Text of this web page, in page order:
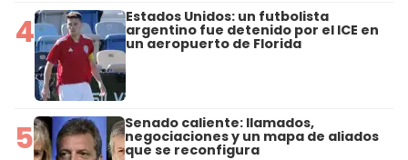
4 Estados Unidos: un futbolista
argentino fue detenido por el ICE en
un aeropuerto de Florida
5 Senado caliente: llamados,
negociaciones y un mapa de aliados
que se reconfigura